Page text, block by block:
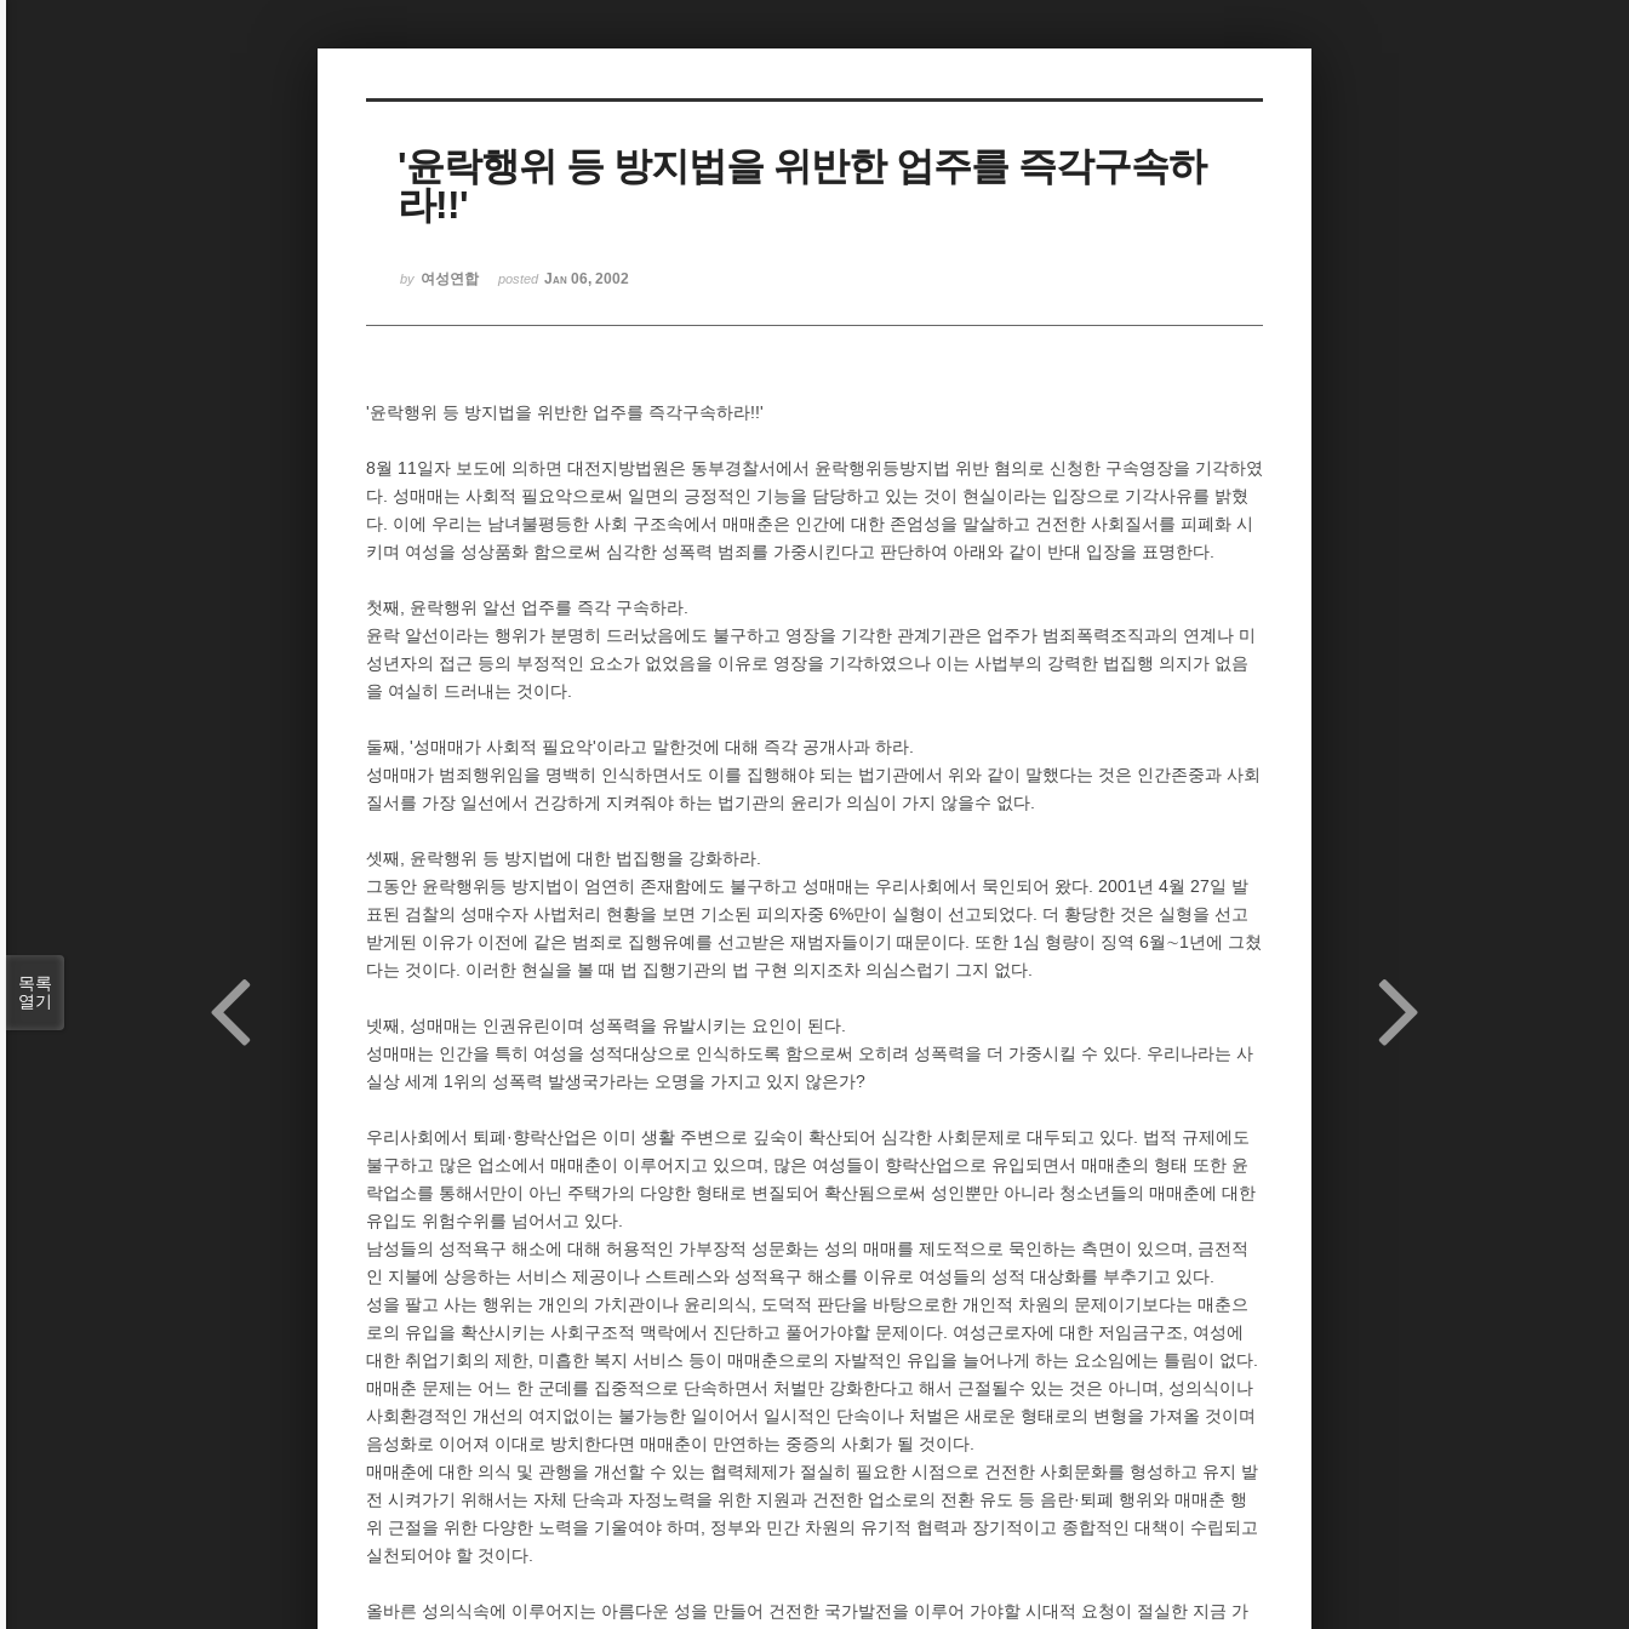
'윤락행위 등 방지법을 위반한 업주를 즉각구속하
라!!'
by 여성연합 posted Jan 06, 2002
'윤락행위 등 방지법을 위반한 업주를 즉각구속하라!!'
8월 11일자 보도에 의하면 대전지방법원은 동부경찰서에서 윤락행위등방지법 위반 혐의로 신청한 구속영장을 기각하였
다. 성매매는 사회적 필요악으로써 일면의 긍정적인 기능을 담당하고 있는 것이 현실이라는 입장으로 기각사유를 밝혔
다. 이에 우리는 남녀불평등한 사회 구조속에서 매매춘은 인간에 대한 존엄성을 말살하고 건전한 사회질서를 피폐화 시
키며 여성을 성상품화 함으로써 심각한 성폭력 범죄를 가중시킨다고 판단하여 아래와 같이 반대 입장을 표명한다.
첫째, 윤락행위 알선 업주를 즉각 구속하라.
윤락 알선이라는 행위가 분명히 드러났음에도 불구하고 영장을 기각한 관계기관은 업주가 범죄폭력조직과의 연계나 미
성년자의 접근 등의 부정적인 요소가 없었음을 이유로 영장을 기각하였으나 이는 사법부의 강력한 법집행 의지가 없음
을 여실히 드러내는 것이다.
둘째, '성매매가 사회적 필요악'이라고 말한것에 대해 즉각 공개사과 하라.
성매매가 범죄행위임을 명백히 인식하면서도 이를 집행해야 되는 법기관에서 위와 같이 말했다는 것은 인간존중과 사회
질서를 가장 일선에서 건강하게 지켜줘야 하는 법기관의 윤리가 의심이 가지 않을수 없다.
셋째, 윤락행위 등 방지법에 대한 법집행을 강화하라.
그동안 윤락행위등 방지법이 엄연히 존재함에도 불구하고 성매매는 우리사회에서 묵인되어 왔다. 2001년 4월 27일 발
표된 검찰의 성매수자 사법처리 현황을 보면 기소된 피의자중 6%만이 실형이 선고되었다. 더 황당한 것은 실형을 선고
받게된 이유가 이전에 같은 범죄로 집행유예를 선고받은 재범자들이기 때문이다. 또한 1심 형량이 징역 6월∼1년에 그쳤
다는 것이다. 이러한 현실을 볼 때 법 집행기관의 법 구현 의지조차 의심스럽기 그지 없다.
넷째, 성매매는 인권유린이며 성폭력을 유발시키는 요인이 된다.
성매매는 인간을 특히 여성을 성적대상으로 인식하도록 함으로써 오히려 성폭력을 더 가중시킬 수 있다. 우리나라는 사
실상 세계 1위의 성폭력 발생국가라는 오명을 가지고 있지 않은가?
우리사회에서 퇴폐·향락산업은 이미 생활 주변으로 깊숙이 확산되어 심각한 사회문제로 대두되고 있다. 법적 규제에도
불구하고 많은 업소에서 매매춘이 이루어지고 있으며, 많은 여성들이 향락산업으로 유입되면서 매매춘의 형태 또한 윤
락업소를 통해서만이 아닌 주택가의 다양한 형태로 변질되어 확산됨으로써 성인뿐만 아니라 청소년들의 매매춘에 대한
유입도 위험수위를 넘어서고 있다.
남성들의 성적욕구 해소에 대해 허용적인 가부장적 성문화는 성의 매매를 제도적으로 묵인하는 측면이 있으며, 금전적
인 지불에 상응하는 서비스 제공이나 스트레스와 성적욕구 해소를 이유로 여성들의 성적 대상화를 부추기고 있다.
성을 팔고 사는 행위는 개인의 가치관이나 윤리의식, 도덕적 판단을 바탕으로한 개인적 차원의 문제이기보다는 매춘으
로의 유입을 확산시키는 사회구조적 맥락에서 진단하고 풀어가야할 문제이다. 여성근로자에 대한 저임금구조, 여성에
대한 취업기회의 제한, 미흡한 복지 서비스 등이 매매춘으로의 자발적인 유입을 늘어나게 하는 요소임에는 틀림이 없다.
매매춘 문제는 어느 한 군데를 집중적으로 단속하면서 처벌만 강화한다고 해서 근절될수 있는 것은 아니며, 성의식이나
사회환경적인 개선의 여지없이는 불가능한 일이어서 일시적인 단속이나 처벌은 새로운 형태로의 변형을 가져올 것이며
음성화로 이어져 이대로 방치한다면 매매춘이 만연하는 중증의 사회가 될 것이다.
매매춘에 대한 의식 및 관행을 개선할 수 있는 협력체제가 절실히 필요한 시점으로 건전한 사회문화를 형성하고 유지 발
전 시켜가기 위해서는 자체 단속과 자정노력을 위한 지원과 건전한 업소로의 전환 유도 등 음란·퇴폐 행위와 매매춘 행
위 근절을 위한 다양한 노력을 기울여야 하며, 정부와 민간 차원의 유기적 협력과 장기적이고 종합적인 대책이 수립되고
실천되어야 할 것이다.
올바른 성의식속에 이루어지는 아름다운 성을 만들어 건전한 국가발전을 이루어 가야할 시대적 요청이 절실한 지금 가
목록
열기
Sketchbook5, 스케치북5
Sketchbook5, 스케치북5